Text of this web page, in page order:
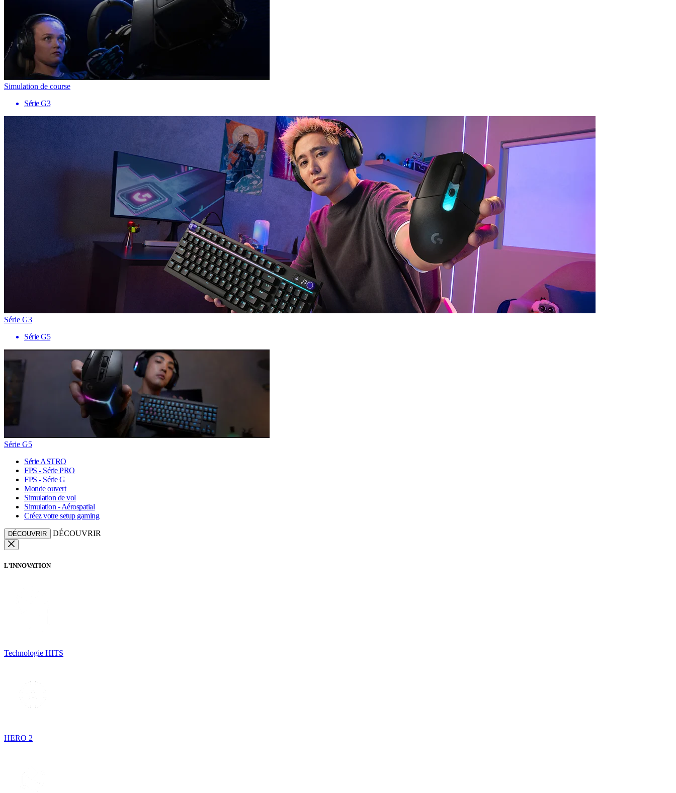
Simulation de course
Série G3
Série G3
Série G5
Série G5
Série ASTRO
FPS - Série PRO
FPS - Série G
Monde ouvert
Simulation de vol
Simulation - Aérospatial
Créez votre setup gaming
DÉCOUVRIR DÉCOUVRIR
L’INNOVATION
Technologie HITS
HERO 2